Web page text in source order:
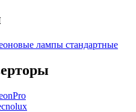
лампы стандартные